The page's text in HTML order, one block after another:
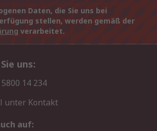
Daten, die Sie uns bei
stellen, werden gemäß der
verarbeitet.
uns:
14 234
unter Kontakt
auf: